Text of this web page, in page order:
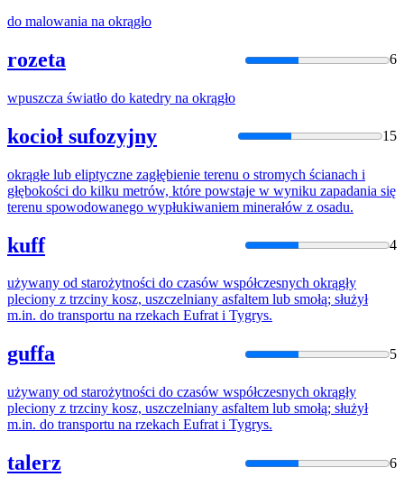
do malowania na okrągło
rozeta 6
wpuszcza światło do katedry na okrągło
kocioł sufozyjny 15
okrągłe lub eliptyczne zagłębienie terenu o stromych ścianach i
głębokości do kilku metrów, które powstaje w wyniku zapadania się
terenu spowodowanego wypłukiwaniem minerałów z osadu.
kuff 4
używany od starożytności do czasów współczesnych okrągły
pleciony z trzciny kosz, uszczelniany asfaltem lub smołą; służył
m.in. do transportu na rzekach Eufrat i Tygrys.
guffa 5
używany od starożytności do czasów współczesnych okrągły
pleciony z trzciny kosz, uszczelniany asfaltem lub smołą; służył
m.in. do transportu na rzekach Eufrat i Tygrys.
talerz 6